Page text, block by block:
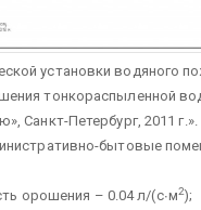
установки водяного
тонкораспыленной
Санкт-Петербург, 2011
бытовые
орошения – 0.04 л/(с∙м2);